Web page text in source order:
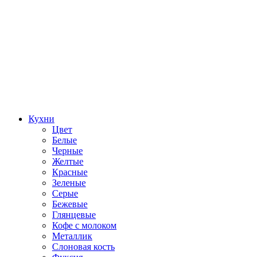
Кухни
Цвет
Белые
Черные
Желтые
Красные
Зеленые
Серые
Бежевые
Глянцевые
Кофе с молоком
Металлик
Слоновая кость